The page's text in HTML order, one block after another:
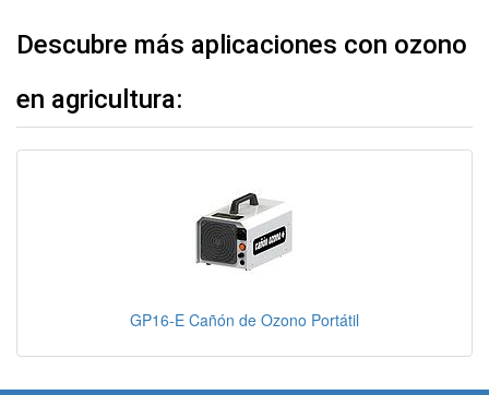
Descubre más aplicaciones con ozono
en agricultura:
GP16-E Cañón de Ozono Portátil